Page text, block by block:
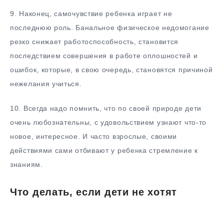
9.​ Наконец, самочувствие ребенка играет не
последнюю роль. Банальное физическое недомогание
резко снижает работоспособность, становится
последствием совершения в работе оплошностей и
ошибок, которые, в свою очередь, становятся причиной
нежелания учиться.
10.​ Всегда надо помнить, что по своей природе дети
очень любознательны, с удовольствием узнают что-то
новое, интересное. И часто взрослые, своими
действиями сами отбивают у ребенка стремление к
знаниям.
Что делать, если дети не хотят